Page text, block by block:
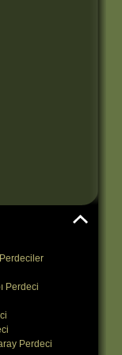
Perdeci
Perdeci